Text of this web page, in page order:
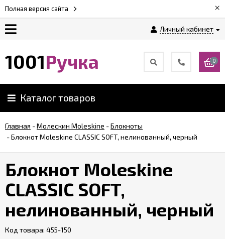
Полная версия сайта ×
Личный кабинет
Возврат
Обзоры
ручек
Контакты
1001Ручка 0
Каталог товаров
Главная -Молескин Moleskine -Блокноты
-Блокнот Moleskine CLASSIC SOFT, нелинованный, черный
Блокнот Moleskine
CLASSIC SOFT,
нелинованный, черный
Код товара: 455-150